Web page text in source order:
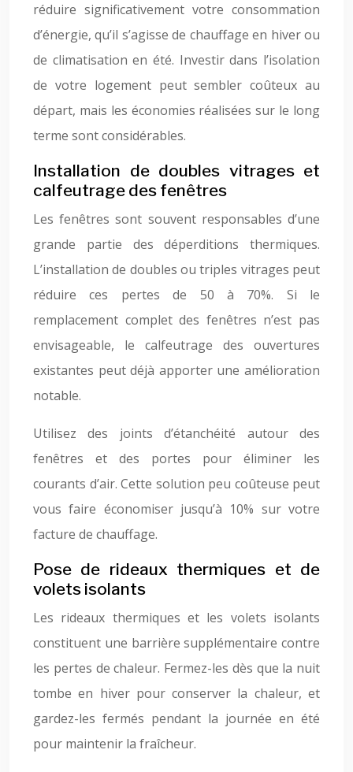
réduire significativement votre consommation
d’énergie, qu’il s’agisse de chauffage en hiver ou
de climatisation en été. Investir dans l’isolation
de votre logement peut sembler coûteux au
départ, mais les économies réalisées sur le long
terme sont considérables.
Installation de doubles vitrages et
calfeutrage des fenêtres
Les fenêtres sont souvent responsables d’une
grande partie des déperditions thermiques.
L’installation de doubles ou triples vitrages peut
réduire ces pertes de 50 à 70%. Si le
remplacement complet des fenêtres n’est pas
envisageable, le calfeutrage des ouvertures
existantes peut déjà apporter une amélioration
notable.
Utilisez des joints d’étanchéité autour des
fenêtres et des portes pour éliminer les
courants d’air. Cette solution peu coûteuse peut
vous faire économiser jusqu’à 10% sur votre
facture de chauffage.
Pose de rideaux thermiques et de
volets isolants
Les rideaux thermiques et les volets isolants
constituent une barrière supplémentaire contre
les pertes de chaleur. Fermez-les dès que la nuit
tombe en hiver pour conserver la chaleur, et
gardez-les fermés pendant la journée en été
pour maintenir la fraîcheur.